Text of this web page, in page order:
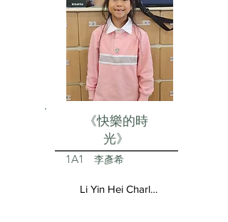
《快樂的時
光》
1A1 李彥希
Li Yin Hei Charlotte